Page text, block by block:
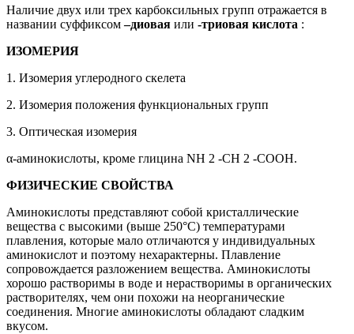
Наличие двух или трех карбоксильных групп отражается в
названии суффиксом–диовая или -триовая кислота :
ИЗОМЕРИЯ
1. Изомерия углеродного скелета
2. Изомерия положения функциональных групп
3. Оптическая изомерия
α-аминокислоты, кроме глицина NН 2 -CH 2 -COOH.
ФИЗИЧЕСКИЕ СВОЙСТВА
Аминокислоты представляют собой кристаллические
вещества с высокими (выше 250°С) температурами
плавления, которые мало отличаются у индивидуальных
аминокислот и поэтому нехарактерны. Плавление
сопровождается разложением вещества. Аминокислоты
хорошо растворимы в воде и нерастворимы в органических
растворителях, чем они похожи на неорганические
соединения. Многие аминокислоты обладают сладким
вкусом.